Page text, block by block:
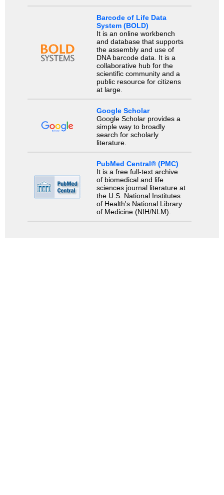
Barcode of Life Data
System (BOLD)
It is an online workbench
and database that supports
the assembly and use of
DNA barcode data. It is a
collaborative hub for the
scientific community and a
public resource for citizens
at large.
Google Scholar
Google Scholar provides a
simple way to broadly
search for scholarly
literature.
PubMed Central® (PMC)
It is a free full-text archive
of biomedical and life
sciences journal literature at
the U.S. National Institutes
of Health's National Library
of Medicine (NIH/NLM).